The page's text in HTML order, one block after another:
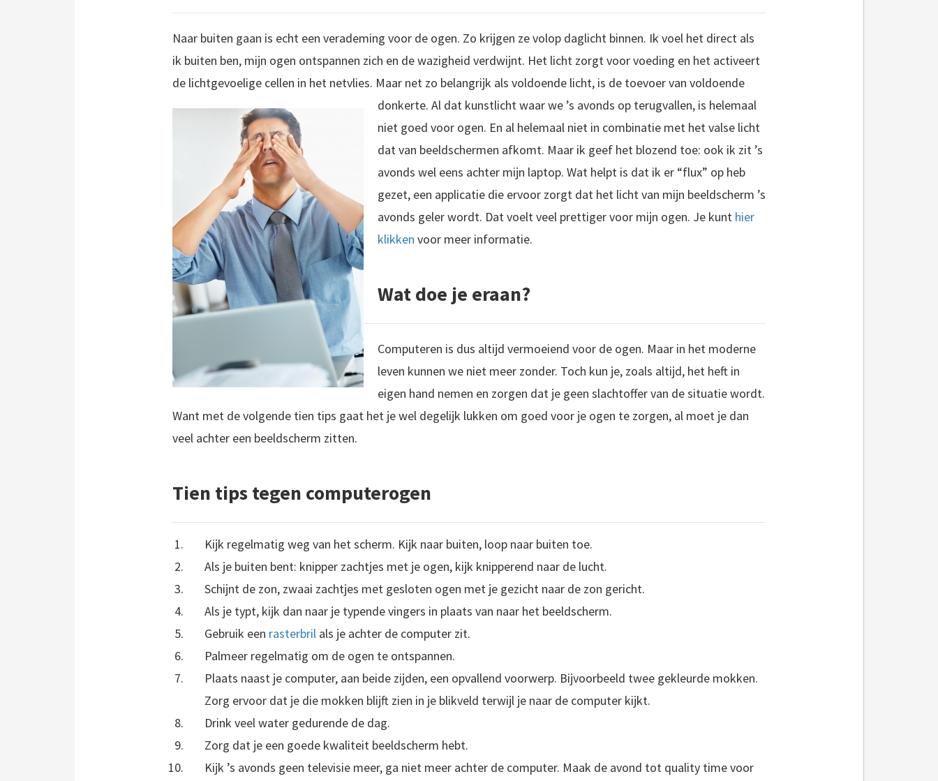
Naar buiten gaan is echt een verademing voor de ogen. Zo krijgen ze volop daglicht binnen. Ik voel het direct als
ik buiten ben, mijn ogen ontspannen zich en de wazigheid verdwijnt. Het licht zorgt voor voeding en het activeert
de lichtgevoelige cellen in het netvlies. Maar net zo belangrijk als voldoende licht, is de toevoer van voldoende
donkerte. Al dat kunstlicht waar we ’s avonds op terugvallen, is helemaal
niet goed voor ogen. En al helemaal niet in combinatie met het valse licht
dat van beeldschermen afkomt. Maar ik geef het blozend toe: ook ik zit ’s
avonds wel eens achter mijn laptop. Wat helpt is dat ik er “flux” op heb
gezet, een applicatie die ervoor zorgt dat het licht van mijn beeldscherm ’s
avonds geler wordt. Dat voelt veel prettiger voor mijn ogen. Je kunt hier
klikken voor meer informatie.
Wat doe je eraan?
Computeren is dus altijd vermoeiend voor de ogen. Maar in het moderne
leven kunnen we niet meer zonder. Toch kun je, zoals altijd, het heft in
eigen hand nemen en zorgen dat je geen slachtoffer van de situatie wordt.
Want met de volgende tien tips gaat het je wel degelijk lukken om goed voor je ogen te zorgen, al moet je dan
veel achter een beeldscherm zitten.
Tien tips tegen computerogen
Kijk regelmatig weg van het scherm. Kijk naar buiten, loop naar buiten toe.
Als je buiten bent: knipper zachtjes met je ogen, kijk knipperend naar de lucht.
Schijnt de zon, zwaai zachtjes met gesloten ogen met je gezicht naar de zon gericht.
Als je typt, kijk dan naar je typende vingers in plaats van naar het beeldscherm.
Gebruik een rasterbril als je achter de computer zit.
Palmeer regelmatig om de ogen te ontspannen.
Plaats naast je computer, aan beide zijden, een opvallend voorwerp. Bijvoorbeeld twee gekleurde mokken.
Zorg ervoor dat je die mokken blijft zien in je blikveld terwijl je naar de computer kijkt.
Drink veel water gedurende de dag.
Zorg dat je een goede kwaliteit beeldscherm hebt.
Kijk ’s avonds geen televisie meer, ga niet meer achter de computer. Maak de avond tot quality time voor